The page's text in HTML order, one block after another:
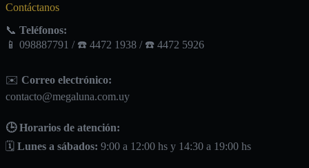
Contáctanos
📞 Teléfonos:
📱 098887791 / ☎️ 4472 1938 / ☎️ 4472 5926
✉️ Correo electrónico:
contacto@megaluna.com.uy
🕒 Horarios de atención:
🗓️ Lunes a sábados: 9:00 a 12:00 hs y 14:30 a 19:00 hs